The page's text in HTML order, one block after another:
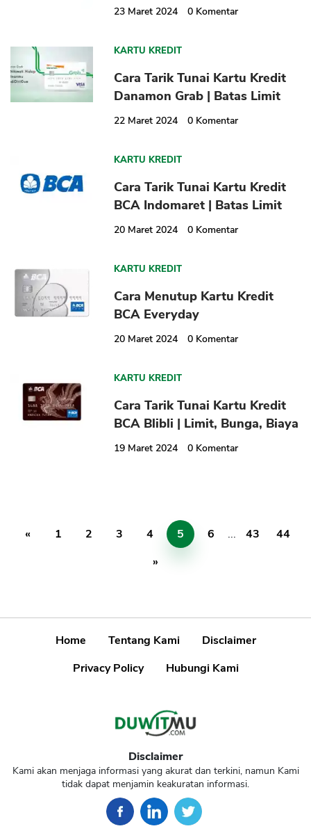
23 Maret 2024 0 Komentar
KARTU KREDIT
Cara Tarik Tunai Kartu Kredit
Danamon Grab | Batas Limit
22 Maret 2024 0 Komentar
KARTU KREDIT
Cara Tarik Tunai Kartu Kredit
BCA Indomaret | Batas Limit
20 Maret 2024 0 Komentar
KARTU KREDIT
Cara Menutup Kartu Kredit
BCA Everyday
20 Maret 2024 0 Komentar
KARTU KREDIT
Cara Tarik Tunai Kartu Kredit
BCA Blibli | Limit, Bunga, Biaya
19 Maret 2024 0 Komentar
« 1 2 3 4 5 6 ... 43
44
»
Home Tentang Kami
Disclaimer
Privacy Policy
Hubungi Kami
Disclaimer
Kami akan menjaga informasi yang akurat dan terkini, namun Kami
tidak dapat menjamin keakuratan informasi.